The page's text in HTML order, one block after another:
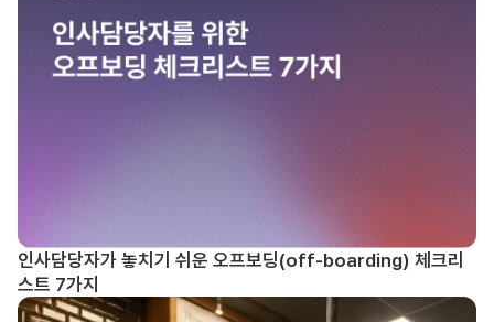
인사담당자가 놓치기 쉬운 오프보딩(off-boarding) 체크리
스트 7가지